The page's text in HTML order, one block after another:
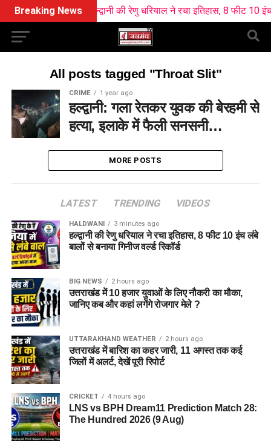
Breaking Newsहल्द्वानी की रेणु धरियाल ने रचा इतिहास, 8 फीट 10 इंच
All posts tagged "Throat Slit"
CRIME 1 year ago
हल्द्वानी: गला रेतकर युवक की बेरहमी से
हत्या, इलाके में फैली सनसनी…
MORE POSTS
LATEST TRENDING VIDEOS
HALDWANI 3 minutes ago
हल्द्वानी की रेणु धरियाल ने रचा इतिहास, 8 फीट 10 इंच लंबे
बालों से बनाया गिनीज वर्ल्ड रिकॉर्ड
BIG NEWS 2 hours ago
उत्तराखंड में 10 हजार युवाओं के लिए नौकरी का मौका,
जानिए कब और कहां लगेंगे रोजगार मेले ?
UTTARAKHAND WEATHER 2 hours ago
उत्तराखंड में बारिश का कहर जारी, 11 अगस्त तक कई
जिलों में अलर्ट, देखें पूरी रिपोर्ट
CRICKET 4 hours ago
LNS vs BPH Dream11 Prediction Match 28:
The Hundred 2026 (9 Aug)